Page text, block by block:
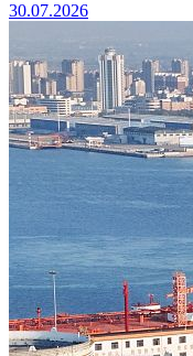
30.07.2026